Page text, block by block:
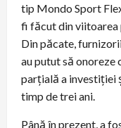
tip Mondo Sport
fi făcut din viitoarea
Din păcate,
au putut să onoreze
parțială a investiției
timp de trei ani.
Până în prezent, a